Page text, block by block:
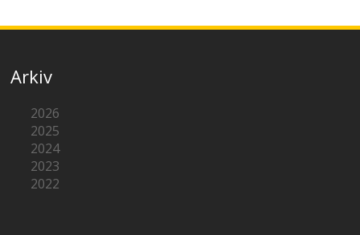
Arkiv
2026
2025
2024
2023
2022